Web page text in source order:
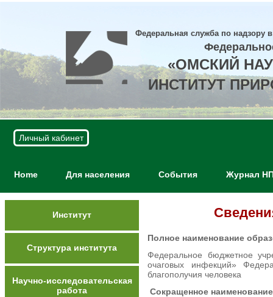
Федеральная служба по надзору
«ОМСКИЙ
ИНСТИТУТ
Личный кабинет
Home Для населения События Журнал
Институт
Структура института
Научно-исследовательская
работа
Полное наименование
Федеральное бюджетное
очаговых инфекций»
благополучия человека
Сокращенное